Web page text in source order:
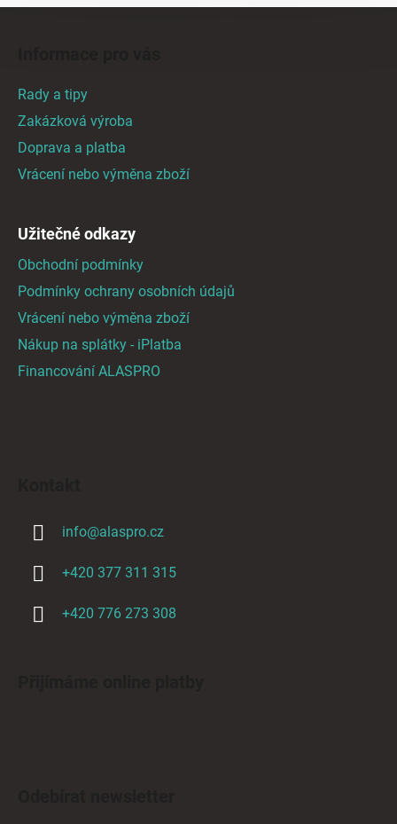
Rady a tipy
Zakázková výroba
Doprava a platba
Vrácení nebo výměna zboží
Užitečné odkazy
Obchodní podmínky
Podmínky ochrany osobních údajů
Vrácení nebo výměna zboží
Nákup na splátky - iPlatba
Financování ALASPRO
info@alaspro.cz
+420 377 311 315
+420 776 273 308